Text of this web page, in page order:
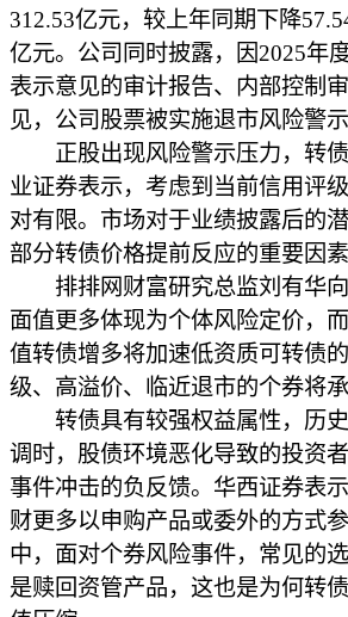
312.53亿元，较上年同期下降
亿元。公司同时披露，因2025年
表示意见的审计报告、内部控制
见，公司股票被实施退市风险警
正股出现风险警示压力，转债
业证券表示，考虑到当前信用评
对有限。市场对于业绩披露后的
部分转债价格提前反应的重要因素
排排网财富研究总监刘有华向
面值更多体现为个体风险定价，
值转债增多将加速低资质可转债
级、高溢价、临近退市的个券将
转债具有较强权益属性，历史
调时，股债环境恶化导致的投资
事件冲击的负反馈。华西证券表
财更多以申购产品或委外的方式
中，面对个券风险事件，常见的
是赎回资管产品，这也是为何转